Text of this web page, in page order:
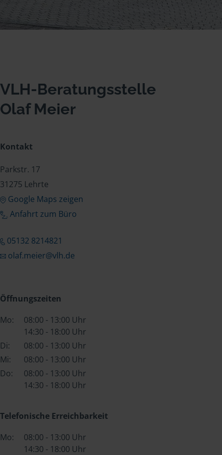
VLH-Beratungsstelle
Olaf Meier
Kontakt
Parkstr. 17
31275 Lehrte
Google Maps zeigen
Anfahrt zum Büro
05132 8214821
olaf.meier@vlh.de
Öffnungszeiten
Mo:
08:00 - 13:00 Uhr
14:30 - 18:00 Uhr
Di:
08:00 - 13:00 Uhr
Mi:
08:00 - 13:00 Uhr
Do:
08:00 - 13:00 Uhr
14:30 - 18:00 Uhr
Telefonische Erreichbarkeit
Mo:
08:00 - 13:00 Uhr
14:30 - 18:00 Uhr